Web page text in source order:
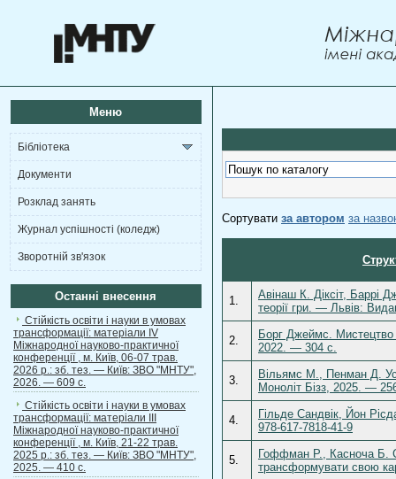
Меню
Бібліотека
Документи
Розклад занять
Журнал успішності (коледж)
Зворотній зв'язок
Останні внесення
Стійкість освіти і науки в умовах
трансформації: матеріали ІV
Міжнародної науково-практичної
конференції , м. Київ, 06-07 трав.
2026 р.: зб. тез. — Київ: ЗВО "МНТУ",
2026. — 609 с.
Стійкість освіти і науки в умовах
трансформації: матеріали ІІІ
Міжнародної науково-практичної
конференції , м. Київ, 21-22 трав.
2025 р.: зб. тез. — Київ: ЗВО "МНТУ",
2025. — 410 с.
Сортувати за автором за
1.
Авінаш К. Діксіт, Баррі
теорії гри. — Львів:
2.
Борг Джеймс. Мистецтво
2022. — 304 с.
3.
Вільямс М., Пенман Д.
Моноліт Бізз, 2025. —
4.
Гільде Сандвік, Йон
978-617-7818-41-9
5.
Гоффман Р., Касноча Б.
трансформувати свою